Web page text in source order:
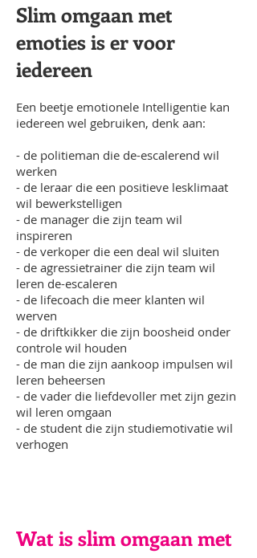
Slim omgaan met
emoties is er voor
iedereen
Een beetje emotionele Intelligentie kan
iedereen wel gebruiken, denk aan:
- de politieman die de-escalerend wil
werken
- de leraar die een positieve lesklimaat
wil bewerkstelligen
- de manager die zijn team wil
inspireren
- de verkoper die een deal wil sluiten
- de agressietrainer die zijn team wil
leren de-escaleren
- de lifecoach die meer klanten wil
werven
- de driftkikker die zijn boosheid onder
controle wil houden
- de man die zijn aankoop impulsen wil
leren beheersen
- de vader die liefdevoller met zijn gezin
wil leren omgaan
- de student die zijn studiemotivatie wil
verhogen
Wat is slim omgaan met